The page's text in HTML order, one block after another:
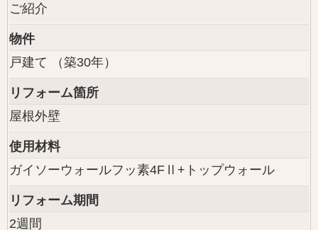
ご紹介
物件
戸建て （築30年）
リフォーム箇所
屋根外壁
使用材料
ガイソーウォールフッ素4FⅡ+トップウォール
リフォーム期間
2週間